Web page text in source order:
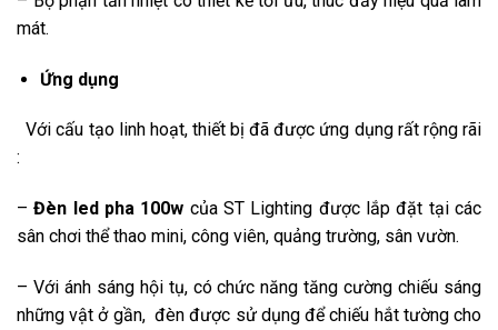
mát.
Ứng dụng
Với cấu tạo linh hoạt, thiết bị đã được ứng dụng rất rộng rãi
:
–Đèn led pha 100w của ST Lighting được lắp đặt tại các
sân chơi thể thao mini, công viên, quảng trường, sân vườn.
– Với ánh sáng hội tụ, có chức năng tăng cường chiếu sáng
những vật ở gần, đèn được sử dụng để chiếu hắt tường cho